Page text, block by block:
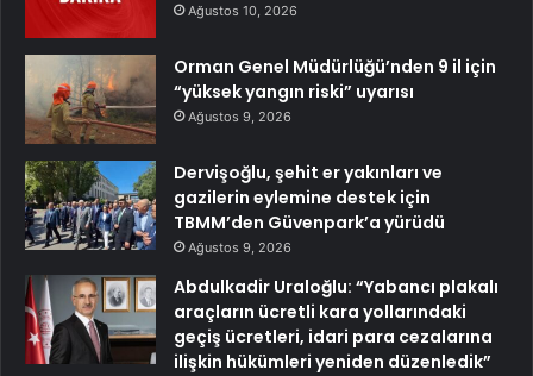
Ağustos 10, 2026
Orman Genel Müdürlüğü’nden 9 il için
“yüksek yangın riski” uyarısı
Ağustos 9, 2026
Dervişoğlu, şehit er yakınları ve
gazilerin eylemine destek için
TBMM’den Güvenpark’a yürüdü
Ağustos 9, 2026
Abdulkadir Uraloğlu: “Yabancı plakalı
araçların ücretli kara yollarındaki
geçiş ücretleri, idari para cezalarına
ilişkin hükümleri yeniden düzenledik”